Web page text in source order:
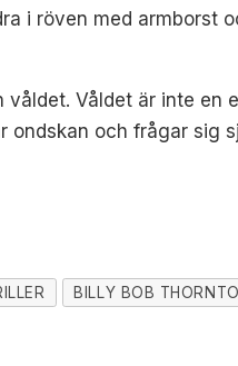
i röven med armborst
Våldet är inte en
ondskan och frågar sig
BILLY BOB